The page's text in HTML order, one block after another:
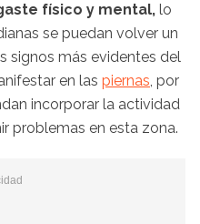
físico y mental, lo
se puedan volver un
signos más evidentes del
en las piernas, por
incorporar la actividad
problemas en esta zona.